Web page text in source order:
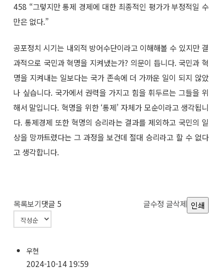
458 “그렇지만 통제 경제에 대한 최종적인 평가가 부정적일 수
만은 없다.”
공포정치 시기는 내외적 방어수단이라고 이해해볼 수 있지만 결
과적으로 국민과 혁명을 지켜냈는가? 의문이 듭니다. 국민과 혁
명을 지켜내는 일보다는 국가 존속에 더 가까운 일이 되지 않았
나 싶습니다. 국가에서 권력을 가지고 힘을 휘두르는 그들을 위
해서 말입니다. 혁명을 위한 ‘통제’ 자체가 모순이라고 생각됩니
다. 통제경제 또한 혁명의 승리라는 결과를 제외하고 국민의 일
상을 망까트렸다는 그 과정을 보건데 절대 승리라고 할 수 없다
고 생각합니다.
인쇄
목록보기 글수정 글삭제
댓글 5
우현
2024-10-14 19:59